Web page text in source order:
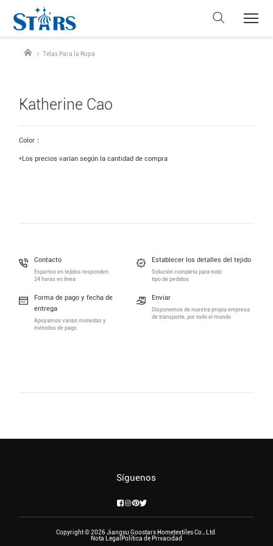
Telas Para la Ropa
Katherine Cao
Color：
*Los precios varían según la cantidad de compra
Contacto
Expertos en tejidos responden
24 horas en línea
Establecer los detalles del tejido
Solución completa para todo
tipo de pedidos
Forma de pago y fecha de
entrega
Apoyamos varias monedas y
métodos de pago
Enviar
Disponemos de nuestra propia empresa
de transporte, por todo el mundo
Síguenos
Copyright © 2026 Jiangsu Goostars Hometextiles Co., Ltd.
Nota Legal Política de Privacidad